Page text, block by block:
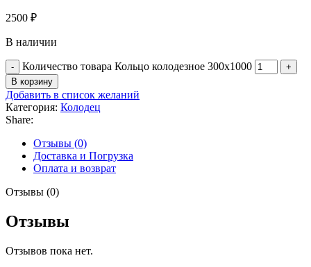
2500 ₽
В наличии
Количество товара Кольцо колодезное 300х1000
В корзину
Добавить в список желаний
Категория: Колодец
Share:
Отзывы (0)
Доставка и Погрузка
Оплата и возврат
Отзывы (0)
Отзывы
Отзывов пока нет.